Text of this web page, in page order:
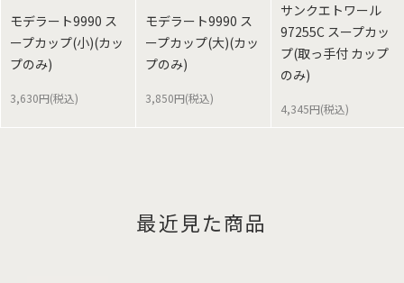
モデラート9990 ス
ープカップ(小)(カッ
プのみ)
3,630円(税込)
モデラート9990 ス
ープカップ(大)(カッ
プのみ)
3,850円(税込)
サンクエトワール
97255C スープカッ
プ(取っ手付 カップ
のみ)
4,345円(税込)
最近見た商品